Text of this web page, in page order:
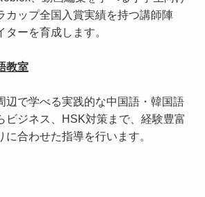
カップ全国入賞実績を持つ講師陣
ーを育成します。
教室
辺で学べる実践的な中国語・韓国語
ビジネス、HSK対策まで、経験豊富
合わせた指導を行います。